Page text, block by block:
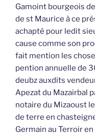
Gamoint bourgeois
de st Maurice à ce
achapté pour ledit
cause comme son
fait mention les
pention annuelle de
deubz auxdits
Apezat du Mazairbal
notaire du Mizaoust
de terre en
Germain au Terroir